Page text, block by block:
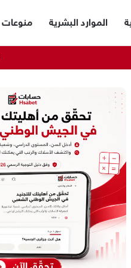
الموارد البشرية منوعات